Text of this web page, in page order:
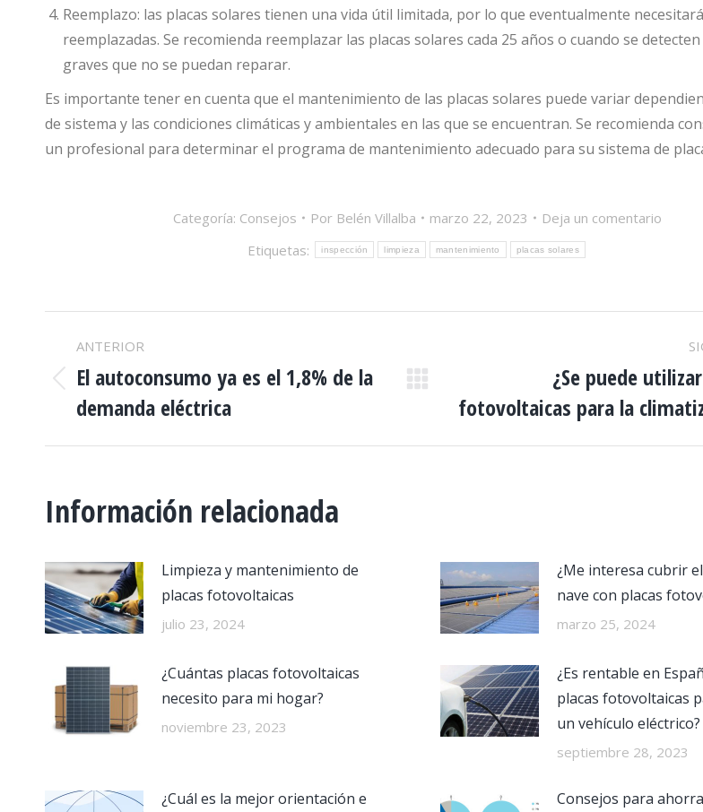
Reemplazo: las placas solares tienen una vida útil limitada, por lo que eventualmente
reemplazadas. Se recomienda reemplazar las placas solares cada 25 años o cuando se
graves que no se puedan reparar.
Es importante tener en cuenta que el mantenimiento de las placas solares puede variar
de sistema y las condiciones climáticas y ambientales en las que se encuentran. Se recomienda
un profesional para determinar el programa de mantenimiento adecuado para su sistema de
Categoría: Consejos Por Belén Villalba marzo 22, 2023
Deja un comentario
Etiquetas:
inspección limpieza mantenimiento placas solares
NAVEGACIÓN
ENTRE
PUBLICACIONES
ANTERIOR
Publicación
anterior:
El autoconsumo ya es el 1,8% de la
demanda eléctrica
siguiente:
¿Se puede
fotovoltaicas para la
Información relacionada
Limpieza y mantenimiento de
placas fotovoltaicas
julio 23, 2024
¿Me interesa cubrir
nave con placas
marzo 25, 2024
¿Cuántas placas fotovoltaicas
necesito para mi hogar?
noviembre 23, 2023
¿Es rentable en
placas fotovoltaicas
un vehículo eléctrico?
septiembre 28, 2023
¿Cuál es la mejor orientación e
Consejos para